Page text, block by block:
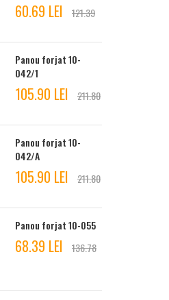
60.69 LEI 121.39
Panou forjat 10-
042/1
105.90 LEI 211.80
Panou forjat 10-
042/A
105.90 LEI 211.80
Panou forjat 10-055
68.39 LEI 136.78